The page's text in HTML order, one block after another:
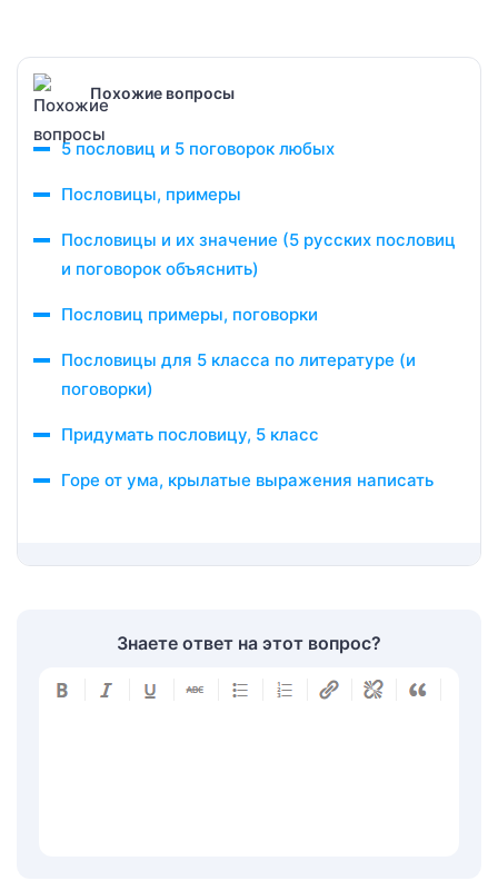
Похожие вопросы
5 пословиц и 5 поговорок любых
Пословицы, примеры
Пословицы и их значение (5 русских пословиц
и поговорок объяснить)
Пословиц примеры, поговорки
Пословицы для 5 класса по литературе (и
поговорки)
Придумать пословицу, 5 класс
Горе от ума, крылатые выражения написать
Знаете ответ на этот вопрос?